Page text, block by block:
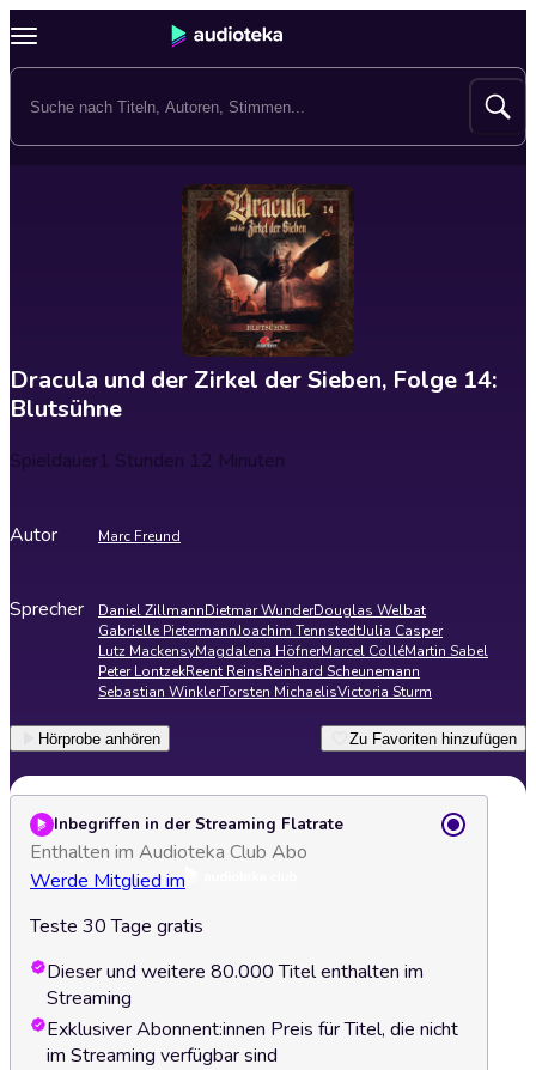
Dracula und der Zirkel der Sieben, Folge 14:
Blutsühne
Spieldauer1 Stunden 12 Minuten
Autor Marc Freund
Sprecher Daniel ZillmannDietmar WunderDouglas Welbat
Gabrielle PietermannJoachim TennstedtJulia Casper
Lutz MackensyMagdalena HöfnerMarcel ColléMartin Sabel
Peter LontzekReent ReinsReinhard Scheunemann
Sebastian WinklerTorsten MichaelisVictoria Sturm
Hörprobe anhören Zu Favoriten hinzufügen
Inbegriffen in der Streaming Flatrate
Enthalten im Audioteka Club Abo
Werde Mitglied im
Teste 30 Tage gratis
Dieser und weitere 80.000 Titel enthalten im
Streaming
Exklusiver Abonnent:innen Preis für Titel, die nicht
im Streaming verfügbar sind